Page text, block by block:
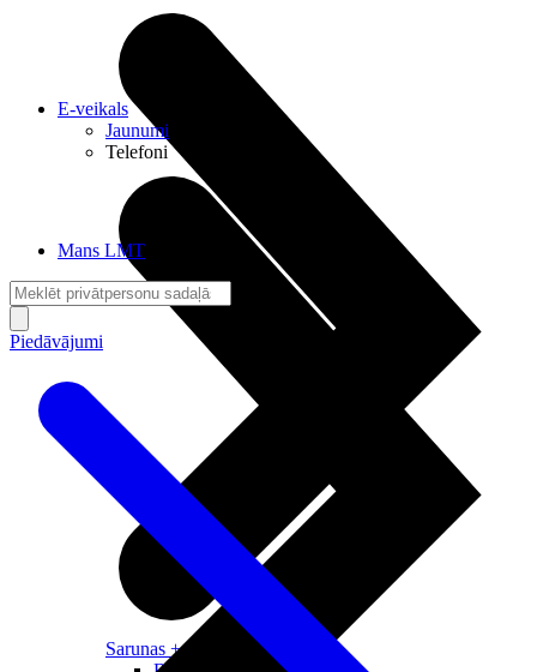
Sarunas + Internets
E-veikals
Jaunumi
Telefoni
Mans LMT
Piedāvājumi